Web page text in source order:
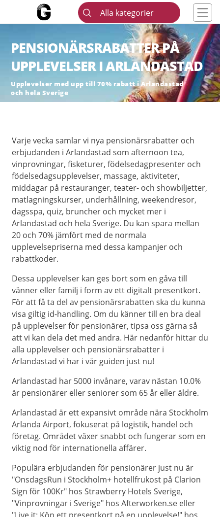
Alla kategorier
PENSIONÄRSRABATTER PÅ
UPPLEVELSER I ARLANDASTAD
Upplevelser med upp till 70% rabatt i Arlandastad
och hela Sverige
Varje vecka samlar vi nya pensionärsrabatter och
erbjudanden i Arlandastad som afternoon tea,
vinprovningar, fisketurer, födelsedagpresenter och
födelsedagsupplevelser, massage, aktiviteter,
middagar på restauranger, teater- och showbiljetter,
matlagningskurser, underhållning, weekendresor,
dagsspa, quiz, bruncher och mycket mer i
Arlandastad och hela Sverige. Du kan spara mellan
20 och 70% jämfört med de normala
upplevelsepriserna med dessa kampanjer och
rabattkoder.
Dessa upplevelser kan ges bort som en gåva till
vänner eller familj i form av ett digitalt presentkort.
För att få ta del av pensionärsrabatten ska du kunna
visa giltig id-handling. Om du känner till en bra deal
på upplevelser för pensionärer, tipsa oss gärna så
att vi kan dela det med andra. Här nedanför hittar du
alla upplevelser och pensionärsrabatter i
Arlandastad vi har i vår guiden just nu!
Arlandastad har 5000 invånare, varav nästan 10.0%
är pensionärer eller seniorer som 65 år eller äldre.
Arlandastad är ett expansivt område nära Stockholm
Arlanda Airport, fokuserat på logistik, handel och
företag. Området växer snabbt och fungerar som en
viktig nod för internationella affärer.
Populära erbjudanden för pensionärer just nu är
"OnsdagsRun i Stockholm+ hotellfrukost på Clarion
Sign för 100Kr" hos Strawberry Hotels Sverige,
"Vinprovningar i Sverige" hos Afterworken.se eller